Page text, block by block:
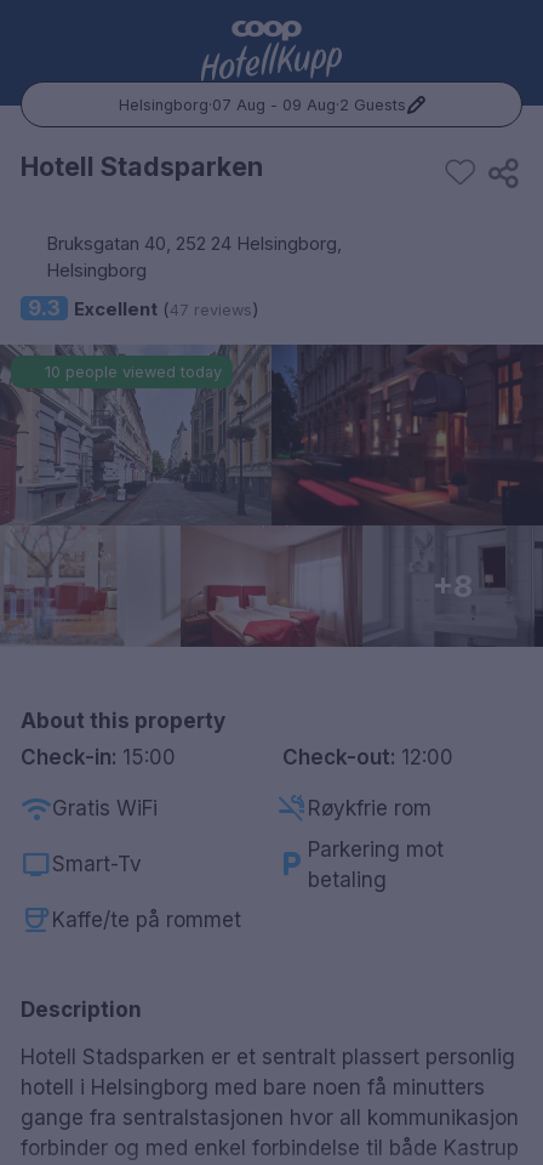
Helsingborg·07 Aug - 09 Aug·2 Guests
Popular Destinations:
Oslo
Bergen
Trondheim
Hele Sverige
Stockholm
Göteborg
Hele Danmark
Hotell Stadsparken
Bruksgatan 40, 252 24 Helsingborg,
Helsingborg
9.3 Excellent(47 reviews)
10 people viewed today
+8
About this property
Check-in: 15:00 Check-out: 12:00
wifiGratis WiFi smoke_free Røykfrie rom
tv Smart-Tv local_parking Parkering mot
betaling
coffee Kaffe/te på rommet
Description
Hotell Stadsparken er et sentralt plassert personlig
hotell i Helsingborg med bare noen få minutters
gange fra sentralstasjonen hvor all kommunikasjon
forbinder og med enkel forbindelse til både Kastrup